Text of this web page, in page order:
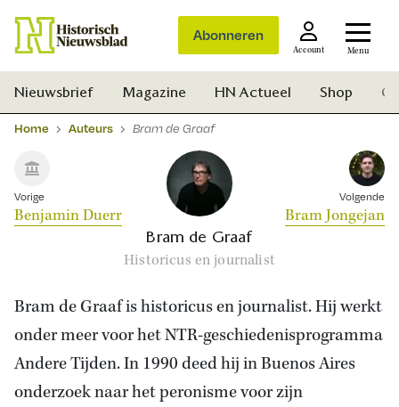
Abonneren
Account Menu
Zoek
Nieuwsbrief Magazine HN Actueel Shop
Home Auteurs Bram de Graaf
Vorige
Benjamin Duerr
Bram de Graaf
Historicus en journalist
Volgende
Bram Jongejan
Bram de Graaf is historicus en journalist. Hij werkt
onder meer voor het NTR-geschiedenisprogramma
Andere Tijden. In 1990 deed hij in Buenos Aires
onderzoek naar het peronisme voor zijn